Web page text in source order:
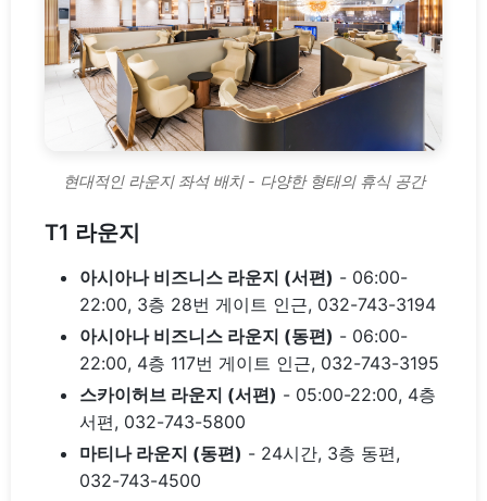
현대적인 라운지 좌석 배치 - 다양한 형태의 휴식 공간
T1 라운지
아시아나 비즈니스 라운지 (서편) - 06:00-
22:00, 3층 28번 게이트 인근, 032-743-3194
아시아나 비즈니스 라운지 (동편) - 06:00-
22:00, 4층 117번 게이트 인근, 032-743-3195
스카이허브 라운지 (서편) - 05:00-22:00, 4층
서편, 032-743-5800
마티나 라운지 (동편) - 24시간, 3층 동편,
032-743-4500